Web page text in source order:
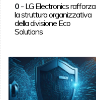
0- LG Electronics rafforza
la struttura organizzativa
della divisione Eco
Solutions